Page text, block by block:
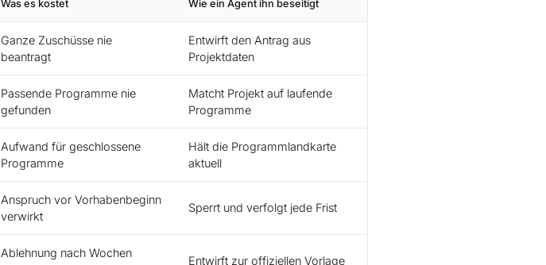
Was es kostet Wie ein Agent ihn beseitigt
Ganze Zuschüsse nie
beantragt
Entwirft den Antrag aus
Projektdaten
Passende Programme nie
gefunden
Matcht Projekt auf laufende
Programme
Aufwand für geschlossene
Programme
Hält die Programmlandkarte
aktuell
Anspruch vor Vorhabenbeginn
verwirkt
Sperrt und verfolgt jede Frist
Ablehnung nach Wochen
Entwirft zur offiziellen Vorlage